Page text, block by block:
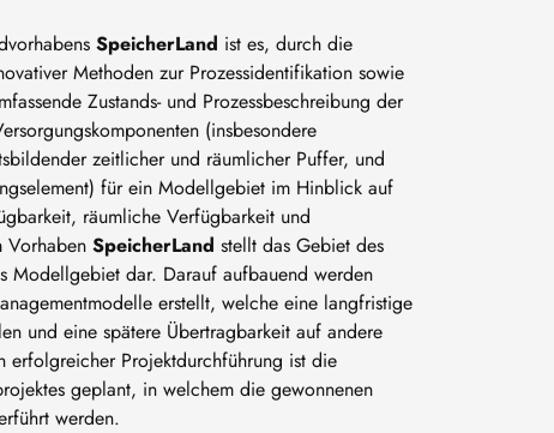
SpeicherLand ist es, durch die
Methoden zur Prozessidentifikation sowie
Zustands- und Prozessbeschreibung der
(insbesondere
zeitlicher und räumlicher Puffer, und
für ein Modellgebiet im Hinblick auf
räumliche Verfügbarkeit und
Vorhaben SpeicherLand stellt das Gebiet des
Modellgebiet dar. Darauf aufbauend werden
erstellt, welche eine langfristige
und eine spätere Übertragbarkeit auf andere
erfolgreicher Projektdurchführung ist die
geplant, in welchem die gewonnenen
werden.